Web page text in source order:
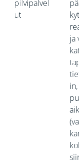
pilvipalvel
ut
ja